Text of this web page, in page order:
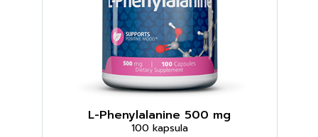
L-Phenylalanine 500 mg
100 kapsula